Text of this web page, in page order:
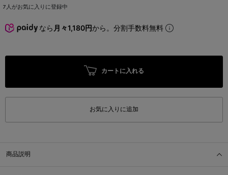
7 人がお気に入りに登録中
なら 月々1,180円から。分割手数料無料
カートに入れる
お気に入りに追加
商品説明